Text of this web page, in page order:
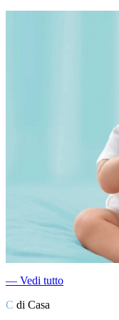
― Vedi tutto
C di Casa